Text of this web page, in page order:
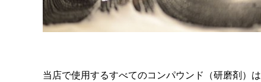
当店で使用するすべてのコンパウンド（研磨剤）は